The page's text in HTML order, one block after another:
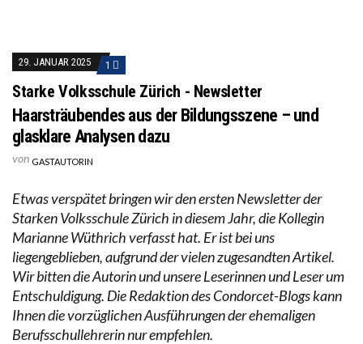
29. JANUAR 2025 1
Starke Volksschule Zürich - Newsletter
Haarsträubendes aus der Bildungsszene – und
glasklare Analysen dazu
von GASTAUTORIN
Etwas verspätet bringen wir den ersten Newsletter der
Starken Volksschule Zürich in diesem Jahr, die Kollegin
Marianne Wüthrich verfasst hat. Er ist bei uns
liegengeblieben, aufgrund der vielen zugesandten Artikel.
Wir bitten die Autorin und unsere Leserinnen und Leser um
Entschuldigung. Die Redaktion des Condorcet-Blogs kann
Ihnen die vorzüglichen Ausführungen der ehemaligen
Berufsschullehrerin nur empfehlen.